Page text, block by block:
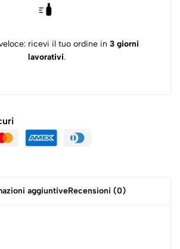
ricevi il tuo ordine in 3 giorni
lavorativi.
aggiuntiveRecensioni (0)